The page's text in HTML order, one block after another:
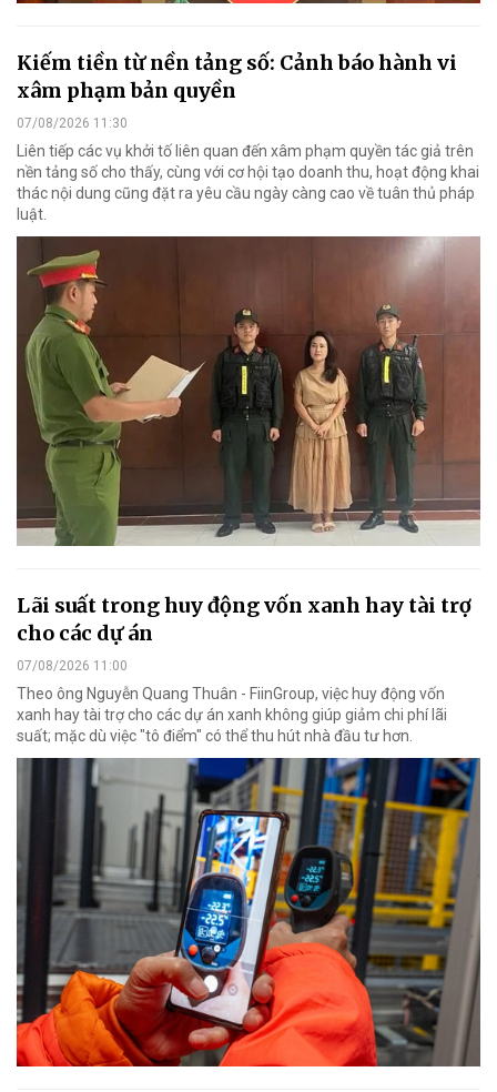
Kiếm tiền từ nền tảng số: Cảnh báo hành vi
xâm phạm bản quyền
07/08/2026 11:30
Liên tiếp các vụ khởi tố liên quan đến xâm phạm quyền tác giả trên
nền tảng số cho thấy, cùng với cơ hội tạo doanh thu, hoạt động khai
thác nội dung cũng đặt ra yêu cầu ngày càng cao về tuân thủ pháp
luật.
Lãi suất trong huy động vốn xanh hay tài trợ
cho các dự án
07/08/2026 11:00
Theo ông Nguyễn Quang Thuân - FiinGroup, việc huy động vốn
xanh hay tài trợ cho các dự án xanh không giúp giảm chi phí lãi
suất; mặc dù việc "tô điểm" có thể thu hút nhà đầu tư hơn.